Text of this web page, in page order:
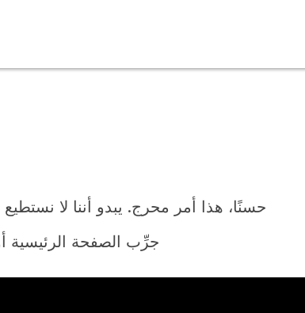
حسنًا، هذا أمر محرج. يبدو أننا لا
جرِّب الصفحة الرئيسية